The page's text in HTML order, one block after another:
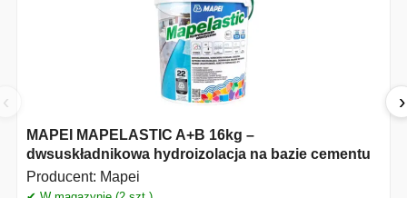
‹
MAPEI MAPELASTIC A+B 16kg –
dwsuskładnikowa hydroizolacja na bazie cementu
Producent: Mapei
›